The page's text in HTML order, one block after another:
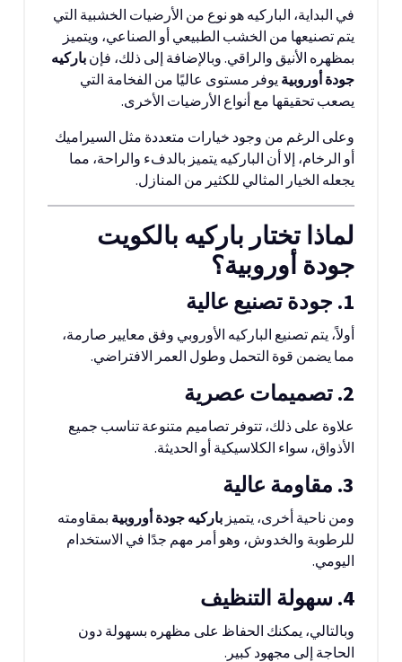
في البداية، الباركيه هو نوع من الأرضيات الخشبية التي
يتم تصنيعها من الخشب الطبيعي أو الصناعي، ويتميز
بمظهره الأنيق والراقي. وبالإضافة إلى ذلك، فإن باركيه
جودة أوروبية يوفر مستوى عاليًا من الفخامة التي
يصعب تحقيقها مع أنواع الأرضيات الأخرى.
وعلى الرغم من وجود خيارات متعددة مثل السيراميك
أو الرخام، إلا أن الباركيه يتميز بالدفء والراحة، مما
يجعله الخيار المثالي للكثير من المنازل.
لماذا تختار باركيه بالكويت
جودة أوروبية؟
1. جودة تصنيع عالية
أولاً، يتم تصنيع الباركيه الأوروبي وفق معايير صارمة،
مما يضمن قوة التحمل وطول العمر الافتراضي.
2. تصميمات عصرية
علاوة على ذلك، تتوفر تصاميم متنوعة تناسب جميع
الأذواق، سواء الكلاسيكية أو الحديثة.
3. مقاومة عالية
ومن ناحية أخرى، يتميز باركيه جودة أوروبية بمقاومته
للرطوبة والخدوش، وهو أمر مهم جدًا في الاستخدام
اليومي.
4. سهولة التنظيف
وبالتالي، يمكنك الحفاظ على مظهره بسهولة دون
الحاجة إلى مجهود كبير.